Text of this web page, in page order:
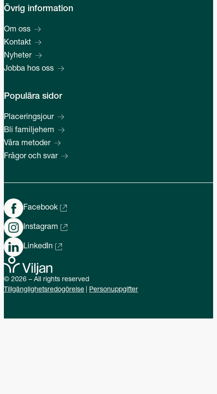
Övrig information
Om oss
Kontakt
Nyheter
Jobba hos oss
Populära sidor
Placeringsjour
Bli familjehem
Våra metoder
Frågor och svar
Facebook
Instagram
LinkedIn
© 2026 – All rights reserved
Tillgänglighetsredogörelse
Personuppgifter